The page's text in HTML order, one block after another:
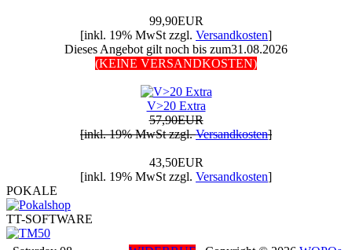
99,90EUR
[inkl. 19% MwSt zzgl. Versandkosten]
Dieses Angebot gilt noch bis zum31.08.2026
(KEINE VERSANDKOSTEN)
V>20 Extra
57,90EUR
[inkl. 19% MwSt zzgl.Versandkosten]
43,50EUR
[inkl. 19% MwSt zzgl. Versandkosten]
POKALE
TT-SOFTWARE